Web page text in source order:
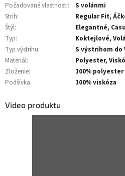
Požadované vlastnosti:
S volánmi
Strih:
Regular Fit,
Štýl:
Elegantné,
Typ:
Koktejlové,
Typ výstrihu:
S výstrihom do
Materiál:
Polyester,
Zloženie:
100% polyester
Podšívka: 100% viskóza
Video produktu